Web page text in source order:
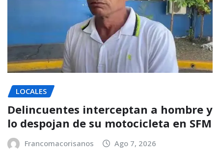
LOCALES
Delincuentes interceptan a hombre y
lo despojan de su motocicleta en SFM
Francomacorisanos Ago 7, 2026